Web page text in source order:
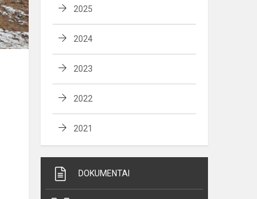
2025
2024
2023
2022
2021
DOKUMENTAI